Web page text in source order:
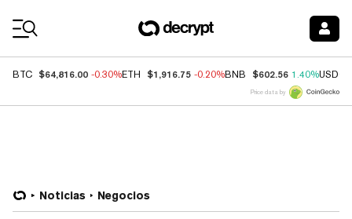
BTC $64,816.00 -0.30%ETH $1,916.75 -0.20%BNB $602.56 1.40%USDC
Price data by
Noticias Negocios